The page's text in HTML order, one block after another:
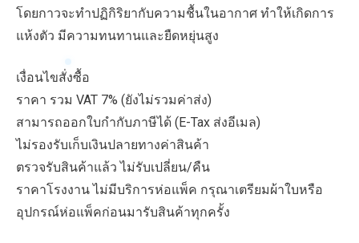
โดยกาวจะทำปฏิกิริยากับความชื้นในอากาศ ทำให้เกิดการ
แห้งตัว มีความทนทานและยืดหยุ่นสูง
เงื่อนไขสั่งซื้อ
ราคา รวม VAT 7% (ยังไม่รวมค่าส่ง)
สามารถออกใบกำกับภาษีได้ (E-Tax ส่งอีเมล)
ไม่รองรับเก็บเงินปลายทางค่าสินค้า
ตรวจรับสินค้าแล้ว ไม่รับเปลี่ยน/คืน
ราคาโรงงาน ไม่มีบริการห่อแพ็ค กรุณาเตรียมผ้าใบหรือ
อุปกรณ์ห่อแพ็คก่อนมารับสินค้าทุกครั้ง